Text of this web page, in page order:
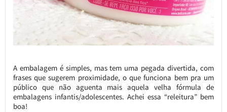
A embalagem é simples, mas tem uma pegada divertida, com
frases que sugerem proximidade, o que funciona bem pra um
público que não aguenta mais aquela velha fórmula de
embalagens infantis/adolescentes. Achei essa “releitura” bem
boa!